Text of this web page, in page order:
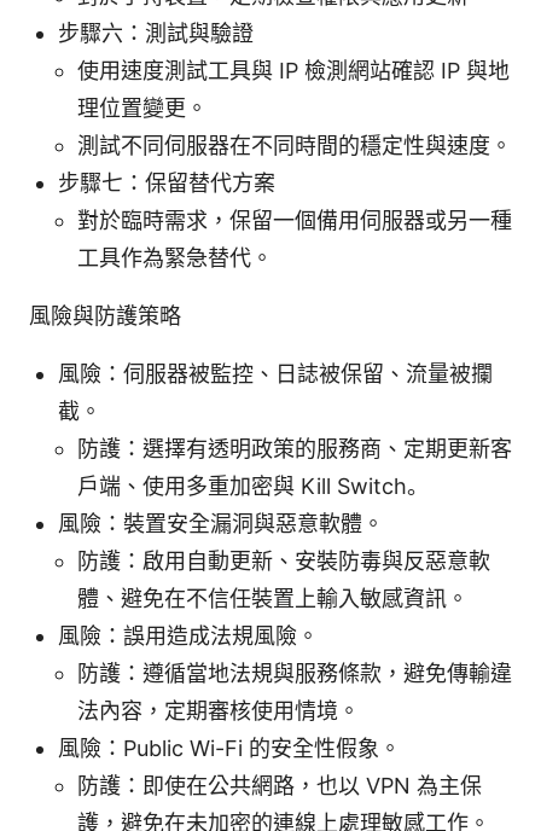
步驟六：測試與驗證
使用速度測試工具與 IP 檢測網站確認 IP 與地
理位置變更。
測試不同伺服器在不同時間的穩定性與速度。
步驟七：保留替代方案
對於臨時需求，保留一個備用伺服器或另一種
工具作為緊急替代。
風險與防護策略
風險：伺服器被監控、日誌被保留、流量被攔
截。
防護：選擇有透明政策的服務商、定期更新客
戶端、使用多重加密與 Kill Switch。
風險：裝置安全漏洞與惡意軟體。
防護：啟用自動更新、安裝防毒與反惡意軟
體、避免在不信任裝置上輸入敏感資訊。
風險：誤用造成法規風險。
防護：遵循當地法規與服務條款，避免傳輸違
法內容，定期審核使用情境。
風險：Public Wi-Fi 的安全性假象。
防護：即使在公共網路，也以 VPN 為主保
護，避免在未加密的連線上處理敏感工作。